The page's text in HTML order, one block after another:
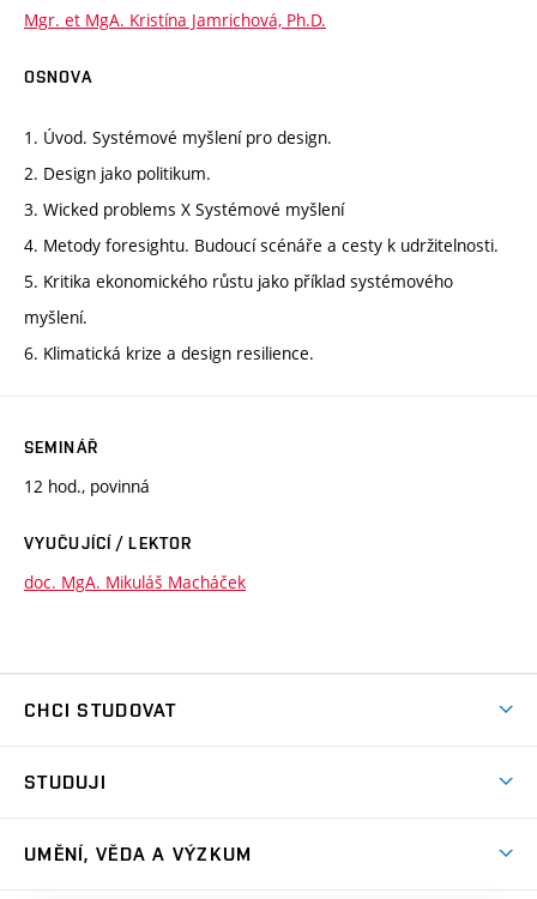
Mgr. et MgA. Kristína Jamrichová, Ph.D.
OSNOVA
1. Úvod. Systémové myšlení pro design.
2. Design jako politikum.
3. Wicked problems X Systémové myšlení
4. Metody foresightu. Budoucí scénáře a cesty k udržitelnosti.
5. Kritika ekonomického růstu jako příklad systémového
myšlení.
6. Klimatická krize a design resilience.
SEMINÁŘ
12 hod., povinná
VYUČUJÍCÍ / LEKTOR
doc. MgA. Mikuláš Macháček
CHCI STUDOVAT
Přijímačky
Dny otevřených dveří
STUDUJI
UMĚNÍ, VĚDA A VÝZKUM